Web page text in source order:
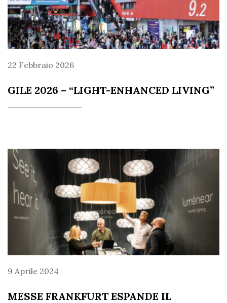
22 Febbraio 2026
GILE 2026 – “LIGHT-ENHANCED LIVING”
9 Aprile 2024
MESSE FRANKFURT ESPANDE IL